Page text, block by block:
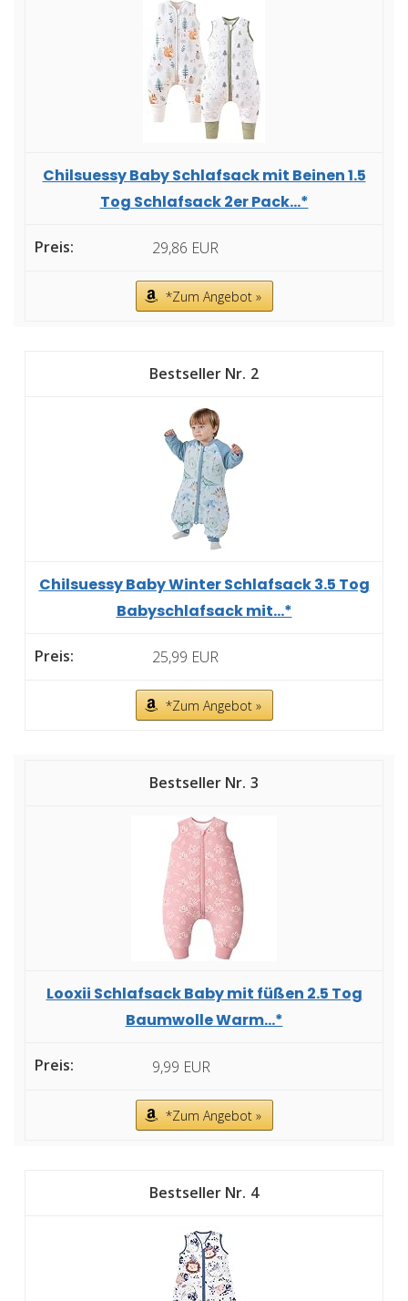
Chilsuessy Baby Schlafsack mit Beinen 1.5
Tog Schlafsack 2er Pack...*
29,86 EUR
*Zum Angebot »
2
Chilsuessy Baby Winter Schlafsack 3.5 Tog
Babyschlafsack mit...*
25,99 EUR
*Zum Angebot »
3
Looxii Schlafsack Baby mit füßen 2.5 Tog
Baumwolle Warm...*
9,99 EUR
*Zum Angebot »
4